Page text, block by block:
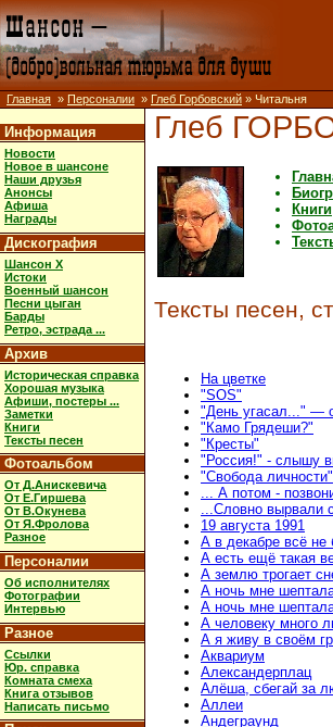
Главная » Персоналии » Глеб Горбовский » Читальня
Информация
Новости
Новое в шансоне
Наши друзья
Анонсы
Афиша
Награды
Дискография
Шансон X
Истоки
Военный шансон
Песни цыган
Барды
Ретро, эстрада ...
Архив
Историческая справка
Хорошая музыка
Афиши, постеры ...
Заметки
Книги
Тексты песен
Фотоальбом
От Д.Анискевича
От Е.Гиршева
От В.Окунева
От Я.Фролова
Разное
Персоналии
Об исполнителях
Фотографии
Интервью
Разное
Ссылки
Юр. справка
Комната смеха
Книга отзывов
Написать письмо
Глеб
Книги
Тексты песен,
На цветке
"SOS"
"День угасал..." —
"Камо Грядеши?"
"Кресты"
"Россия!" - слышу
"Свобода личности"
... А потом -
...Словно вырвали
19 августа 1991
А в декабре всё
А есть ещё такая
А землю трогает
А ночь мне
А ночь мне
А человеку много
А я живу в своём
Аквариум
Александерплац
Алёша, сбегай за
Аллеи
Андеграунд